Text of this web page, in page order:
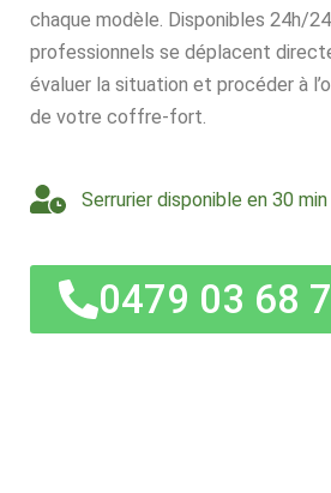
chaque modèle. Disponibles 24h/
professionnels se déplacent
évaluer la situation et procéder à
de votre coffre-fort.
Serrurier disponible en 30 min
0479 03 68